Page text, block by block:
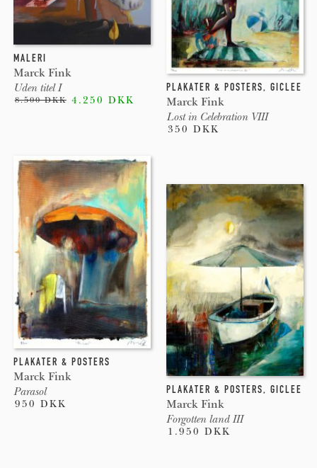
MALERI
Marck Fink
Uden titel I
8.500 DKK 4.250 DKK
PLAKATER & POSTERS, GICLEE
Marck Fink
Lost in Celebration VIII
350 DKK
PLAKATER & POSTERS
Marck Fink
Parasol
950 DKK
PLAKATER & POSTERS, GICLEE
Marck Fink
Forgotten land III
1.950 DKK